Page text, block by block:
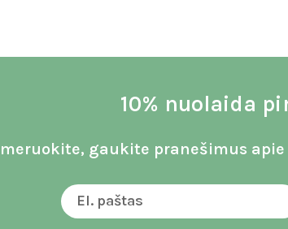
10% nuolaida
gaukite pranešimus